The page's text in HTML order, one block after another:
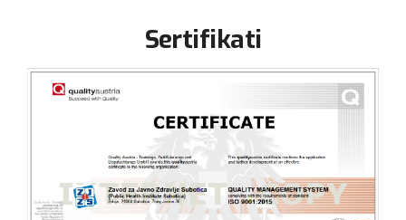
Sertifikati